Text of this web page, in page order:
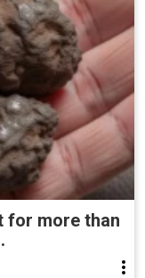
for more than